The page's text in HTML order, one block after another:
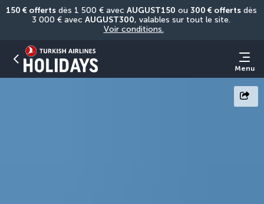
150 € offerts dès 1 500 € avec AUGUST150 ou 300 € offerts dès
3 000 € avec AUGUST300
Voir conditions.
Menu